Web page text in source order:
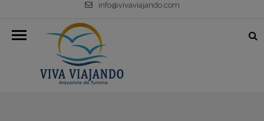
info@vivaviajando.com